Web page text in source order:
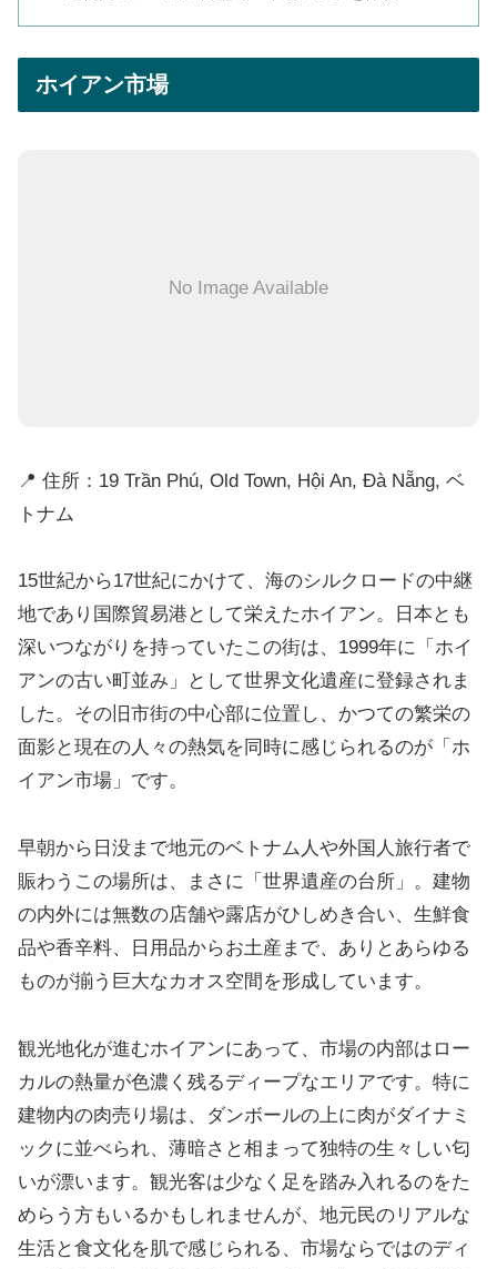
ホイアン市場
No Image Available
📍 住所：19 Trần Phú, Old Town, Hội An, Đà Nẵng, ベ
トナム
15世紀から17世紀にかけて、海のシルクロードの中継
地であり国際貿易港として栄えたホイアン。日本とも
深いつながりを持っていたこの街は、1999年に「ホイ
アンの古い町並み」として世界文化遺産に登録されま
した。その旧市街の中心部に位置し、かつての繁栄の
面影と現在の人々の熱気を同時に感じられるのが「ホ
イアン市場」です。
早朝から日没まで地元のベトナム人や外国人旅行者で
賑わうこの場所は、まさに「世界遺産の台所」。建物
の内外には無数の店舗や露店がひしめき合い、生鮮食
品や香辛料、日用品からお土産まで、ありとあらゆる
ものが揃う巨大なカオス空間を形成しています。
観光地化が進むホイアンにあって、市場の内部はロー
カルの熱量が色濃く残るディープなエリアです。特に
建物内の肉売り場は、ダンボールの上に肉がダイナミ
ックに並べられ、薄暗さと相まって独特の生々しい匂
いが漂います。観光客は少なく足を踏み入れるのをた
めらう方もいるかもしれませんが、地元民のリアルな
生活と食文化を肌で感じられる、市場ならではのディ